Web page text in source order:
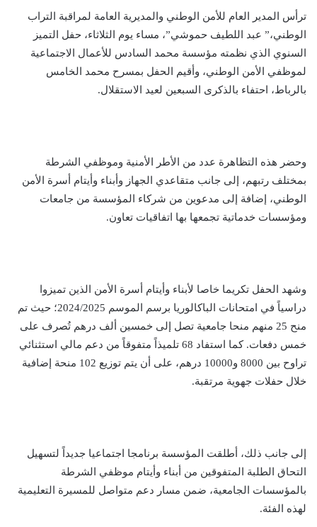
ترأس المدير العام للأمن الوطني والمديرية العامة لمراقبة التراب
الوطني،” عبد اللطيف حموشي”، مساء يوم الثلاثاء، حفل التميز
السنوي الذي نظمته مؤسسة محمد السادس للأعمال الاجتماعية
لموظفي الأمن الوطني، وأقيم الحفل بمسرح محمد الخامس
بالرباط، احتفاء بالذكرى السبعين لعيد الاستقلال.
وحضر هذه التظاهرة عدد من الأطر الأمنية وموظفي الشرطة
بمختلف رتبهم، إلى جانب متقاعدي الجهاز وأبناء وأيتام أسرة الأمن
الوطني، إضافة إلى مدعوين من شركاء المؤسسة من جامعات
ومؤسسات خدماتية تجمعها بها اتفاقيات تعاون.
وشهد الحفل تكريما خاصا لأبناء وأيتام أسرة الأمن الذين تميزوا
دراسياً في امتحانات الباكالوريا برسم الموسم 2024/2025؛ حيث تم
منح 25 منهم منحا جامعية تصل إلى خمسين ألف درهم تُصرف على
خمس دفعات. كما استفاد 68 تلميذاً متفوقاً من دعم مالي استثنائي
تراوح بين 8000 و10000 درهم، على أن يتم توزيع 102 منحة إضافية
خلال حفلات جهوية مرتقبة.
إلى جانب ذلك، أطلقت المؤسسة برنامجا اجتماعيا جديداً لتسهيل
التحاق الطلبة المتفوقين من أبناء وأيتام موظفي الشرطة
بالمؤسسات الجامعية، ضمن مسار دعم متواصل للمسيرة التعليمية
لهذه الفئة.